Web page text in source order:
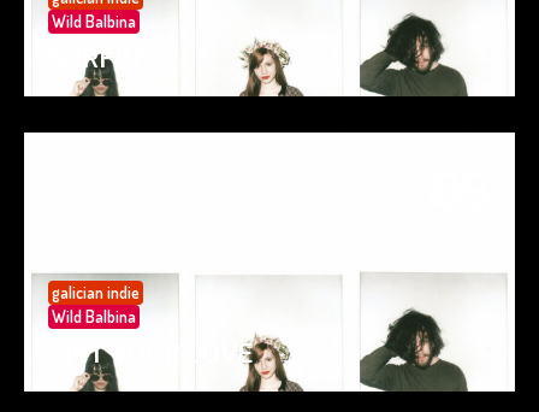
Wild Balbina
SURFIN’
galician indie
Wild Balbina
SPIT YOUR LOVE